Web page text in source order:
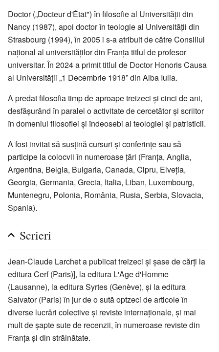
Doctor („Docteur d'État") în filosofie al Universității din
Nancy (1987), apoi doctor în teologie al Universității din
Strasbourg (1994), în 2005 i s-a atribuit de către Consiliul
național al universităților din Franța titlul de profesor
universitar. În 2024 a primit titlul de Doctor Honoris Causa
al Universității „1 Decembrie 1918” din Alba Iulia.
A predat filosofia timp de aproape treizeci și cinci de ani,
desfășurând în paralel o activitate de cercetător și scriitor
în domeniul filosofiei și îndeosebi al teologiei și patristicii.
A fost invitat să susțină cursuri și conferințe sau să
participe la colocvii în numeroase țări (Franța, Anglia,
Argentina, Belgia, Bulgaria, Canada, Cipru, Elveția,
Georgia, Germania, Grecia, Italia, Liban, Luxembourg,
Muntenegru, Polonia, România, Rusia, Serbia, Slovacia,
Spania).
Scrieri
Jean-Claude Larchet a publicat treizeci și șase de cărți la
editura Cerf (Paris)], la editura L'Age d'Homme
(Lausanne), la editura Syrtes (Genève), și la editura
Salvator (Paris) în jur de o sută optzeci de articole în
diverse lucrări colective și reviste internaționale, și mai
mult de șapte sute de recenzii, în numeroase reviste din
Franța și din străinătate.